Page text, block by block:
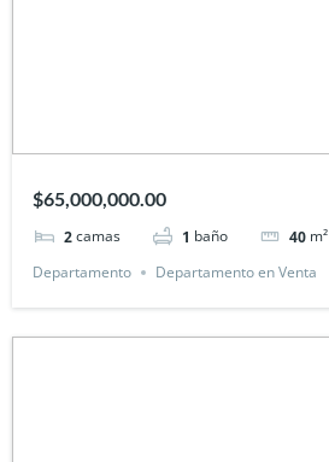
$65,000,000.00
2camas 1 baño 40 m²
Departamento
Departamento en Venta